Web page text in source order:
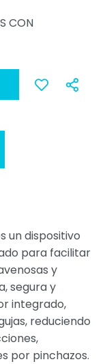
CON
un dispositivo
para facilitar
y
segura y
integrado,
reduciendo
por pinchazos.